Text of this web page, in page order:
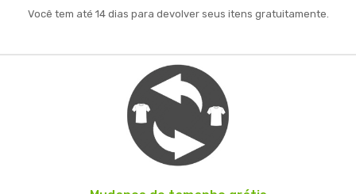
Você tem até 14 dias para devolver seus itens gratuitamente.